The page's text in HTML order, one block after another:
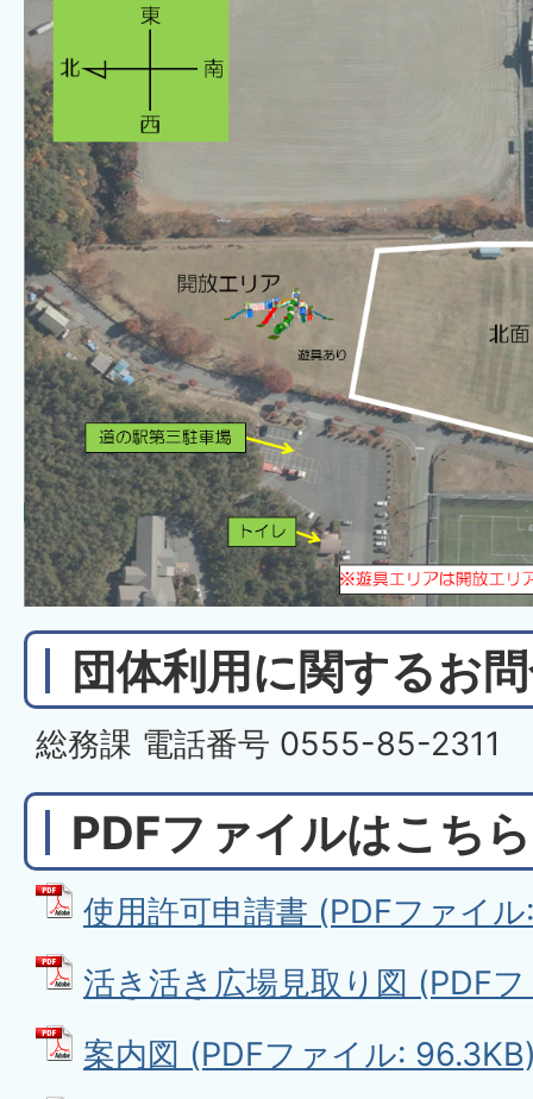
団体利用に関するお
総務課 電話番号 0555-85-2311
PDFファイルはこちら
使用許可申請書 (PDFファイ
活き活き広場見取り図 (PDF
案内図 (PDFファイル: